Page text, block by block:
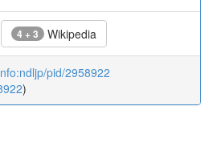
4 + 3 Wikipedia
pid/2958922
)